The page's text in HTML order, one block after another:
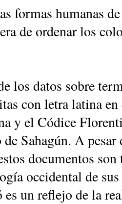
for­mas hu­ma­nas
de or­de­nar los
los da­tos so­bre
con le­tra la­ti­na
y el Có­di­ce
Sa­ha­gún. A
do­cu­men­tos
oc­ci­den­tal de
es un re­fle­jo de la